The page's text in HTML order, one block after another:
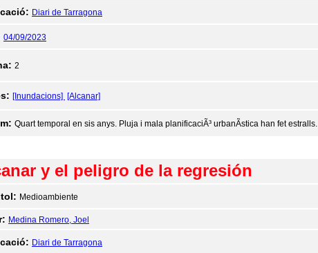
Diari de Tarragona
04/09/2023
2
[Inundacions] [Alcanar]
Quart temporal en sis anys. Pluja i mala planificaciÃ³ urbanÃ­stica han fet estralls.
y el peligro de la regresión
Medioambiente
Medina Romero, Joel
Diari de Tarragona